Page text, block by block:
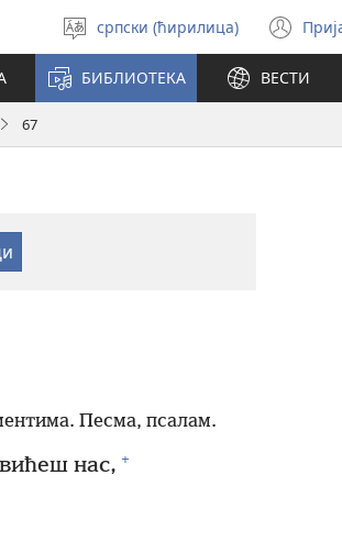
Изабери
језик
српски (ћирилица)
БИБЛИОТЕКА ВЕСТИ
67
Песма, псалам.
нас, +